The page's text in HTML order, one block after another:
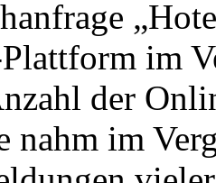
im
der
nahm im